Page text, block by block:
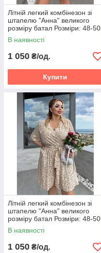
Літній легкий комбінезон зі
штапелю "Анна" великого
розміру батал Розміри: 48-50,
52-54, 56-58
В наявності
1 050 ₴/од.
Купити
Літній легкий комбінезон зі
штапелю "Анна" великого
розміру батал Розміри: 48-50,
52-54, 56-58
В наявності
1 050 ₴/од.